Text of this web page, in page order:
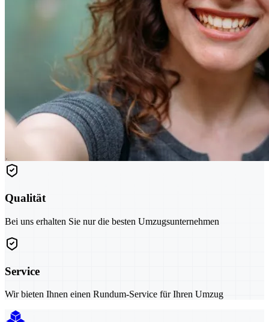
Qualität
Bei uns erhalten Sie nur die besten Umzugsunternehmen
Service
Wir bieten Ihnen einen Rundum-Service für Ihren Umzug